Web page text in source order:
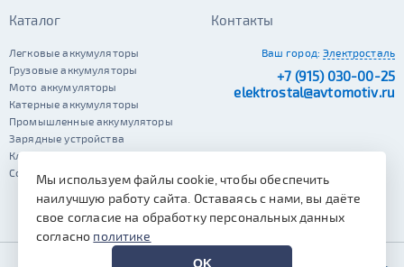
Каталог
Легковые аккумуляторы
Грузовые аккумуляторы
Мото аккумуляторы
Катерные аккумуляторы
Промышленные аккумуляторы
Зарядные устройства
Клеммы
Сопутствующие автотовары
Контакты
Ваш город: Электросталь
+7 (915) 030-00-25
elektrostal@avtomotiv.ru
Мы используем файлы cookie, чтобы обеспечить
наилучшую работу сайта. Оставаясь с нами, вы даёте
свое согласие на обработку персональных данных
согласно политике
OK